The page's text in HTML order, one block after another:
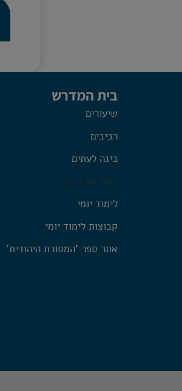
בית המדרש
שיעורים
רביבים
בינה לעתים
שאל את הרב
לימוד יומי
קבוצות לימוד יומי
אתר ספר 'המסורת היהודית'